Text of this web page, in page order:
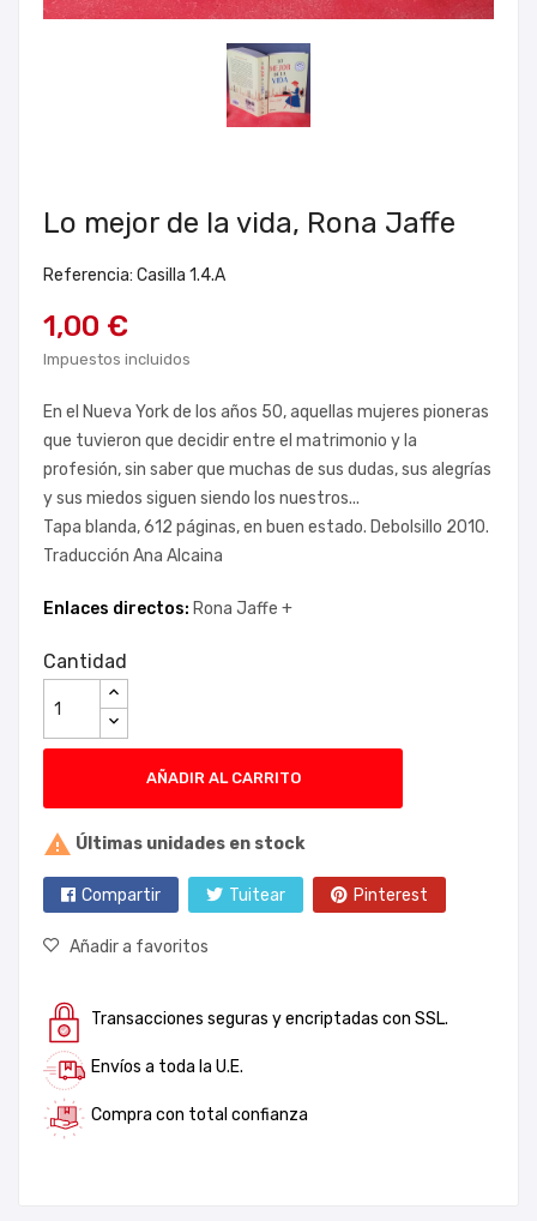
Lo mejor de la vida, Rona Jaffe
Referencia: Casilla 1.4.A
1,00 €
Impuestos incluidos
En el Nueva York de los años 50, aquellas mujeres pioneras
que tuvieron que decidir entre el matrimonio y la
profesión, sin saber que muchas de sus dudas, sus alegrías
y sus miedos siguen siendo los nuestros...
Tapa blanda, 612 páginas, en buen estado. Debolsillo 2010.
Traducción Ana Alcaina
Enlaces directos: Rona Jaffe +
Cantidad
AÑADIR AL CARRITO
 Últimas unidades en stock
Compartir Tuitear Pinterest
Añadir a favoritos
Transacciones seguras y encriptadas con SSL.
Envíos a toda la U.E.
Compra con total confianza